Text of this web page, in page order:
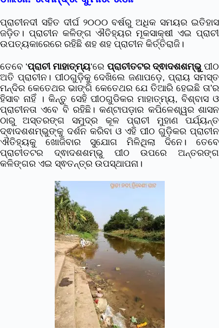
ପ୍ରାଚୀନଦୀ ସହିତ ଦୀର୍ଘ ୨୦୦୦ ବର୍ଷରୁ ଅଧିକ ସମୟର ଇତିହାସ
ଜଡ଼ିତ। ପ୍ରାଚୀନ କଳିଙ୍ଗ ଐତିହ୍ୟର ମୂକସାକ୍ଷୀ ଏଇ ପ୍ରାଚୀ
ଉପତ୍ୟକାରେରେ ରହିଛି ଶହ ଶହ ପ୍ରାଚୀନ କିର୍ତ୍ତିରାଜି।
ତେବେ ‘ପ୍ରାଚୀ ମାହାତ୍ମ୍ୟ‘ରେ ପ୍ରାଚୀତଟର ଦ୍ଵାଦଶଶମ୍ଭୁପୀଠ
ଅତି ପ୍ରାଚୀନ। ପୀଠଗୁଡି଼କୁ ଦେଖିଲେ ଜଣାପଡ଼େ, ପ୍ରାୟ ସମସ୍ତ
ମନ୍ଦିର କେତେଥର ଭାଙ୍ଗି କେତେଥର ଯେ ତିଆରି ହେଇଛି ତା’ର
ହିସାବ ନାହିଁ । କିନ୍ତୁ ସେହି ପୀଠଗୁଡିକର ମାହାତ୍ମ୍ୟ, ବିଶ୍ବାସ ଓ
ପ୍ରାଚୀନତା ଏବେ ବି ରହିଛି। କଣ୍ଟାପଡ଼ାର କପିଳେଶ୍ୱର ଶାସନ
ଠାରୁ ଅସ୍ତରଙ୍ଗ ସମୁଦ୍ର କୂଳ ପ୍ରାଚୀ ମୁହାଣ ପର୍ଯ୍ୟନ୍ତ
ଦ୍ଵାଦଶଶମ୍ଭୁଙ୍କୁ ଦର୍ଶନ କରିବା ଓ ଏହି ପୀଠ ଗୁଡ଼ିକର ପ୍ରାଚୀନ
ଐତିହ୍ୟକୁ ଖୋଜିବାର ସୁଯୋଗ ମିଳିଥିଲା ଦିନେ। ତେବେ
ପ୍ରାଚୀତଟର ଦ୍ଵାଦଶଶମ୍ଭୁ ପୀଠ ଉପରେ ଅନ୍ତରଙ୍ଗ
କଳିଙ୍ଗର ଏଇ ସ୍ଵତନ୍ତ୍ର ଉପସ୍ଥାପନା।